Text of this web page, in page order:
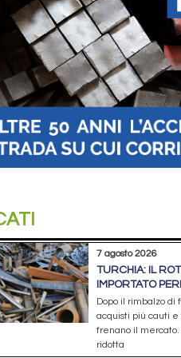
7 agosto 2026
TURCHIA: IL
IMPORTATO
Dopo il rimbalzo di
acquisti più cauti e
frenano il
ridotta